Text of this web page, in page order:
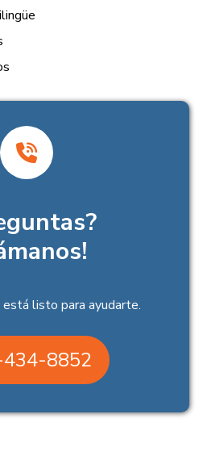
listo para ayudarte.
8852